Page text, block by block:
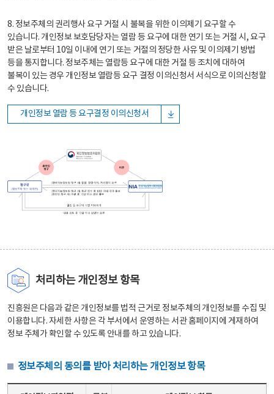
8. 정보주체의 권리행사 요구 거절 시 불복을 위한 이의제기 요구할 수
있습니다. 개인정보 보호담당자는 열람 등 요구에 대한 연기 또는 거절 시, 요구
받은 날로부터 10일 이내에 연기 또는 거절의 정당한 사유 및 이의제기 방법
등을 통지합니다. 정보주체는 열람등 요구에 대한 거절 등 조치에 대하여
불복이 있는 경우 개인정보 열람등 요구 결정 이의신청서 서식으로 이의신청할
수 있습니다.
개인정보 열람 등 요구결정 이의신청서
처리하는 개인정보 항목
진흥원은 다음과 같은 개인정보를 법적 근거로 정보주체의 개인정보를 수집 및
이용합니다. 자세한 사항은 각 부서에서 운영하는 서관 홈페이지에 게재하여
정보 주체가 확인할 수 있도록 안내를 하고 있습니다.
정보주체의 동의를 받아 처리하는 개인정보 항목